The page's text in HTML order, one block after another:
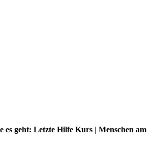
es geht: Letzte Hilfe Kurs | Menschen am